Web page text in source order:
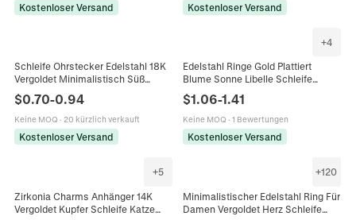
Kostenloser Versand Kostenloser Versand
Schleife Ohrstecker Edelstahl 18K
Vergoldet Minimalistisch Süß
Schmuck Für Damen Einfacher
Vielseitiger Stil
$0.70-0.94
Keine MOQ · 20 kürzlich verkauft
Kostenloser Versand
+4
Edelstahl Ringe Gold Plattiert
Blume Sonne Libelle Schleife
Geometrisch Mode Boho Schmuck
Für Damen
$1.06-1.41
Keine MOQ · 1 Bewertungen
Kostenloser Versand
+5
Zirkonia Charms Anhänger 14K
Vergoldet Kupfer Schleife Katze
+120
Minimalistischer Edelstahl Ring Für
Damen Vergoldet Herz Schleife